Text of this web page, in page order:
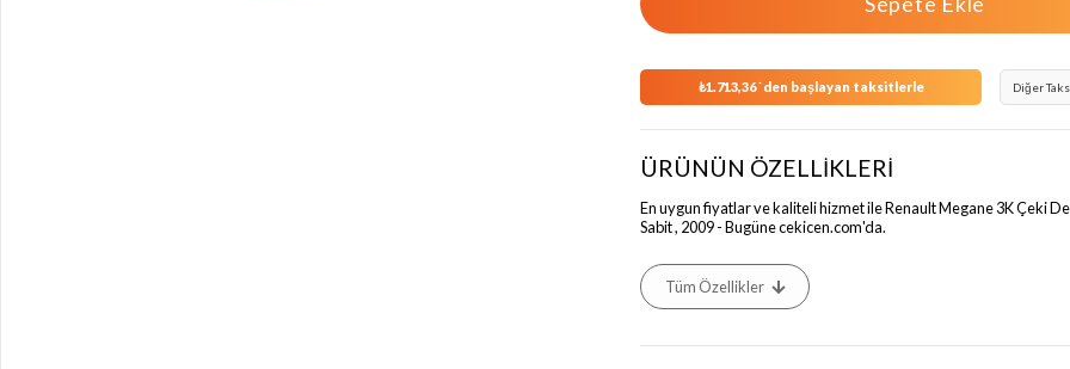
₺1.713,36`den başlayan taksitlerle Diğer
ÜRÜNÜN ÖZELLİKLERİ
En uygun fiyatlar ve kaliteli hizmet ile Renault Megane 3K Çeki
Sabit , 2009 - Bugüne cekicen.com'da.
Tüm Özellikler